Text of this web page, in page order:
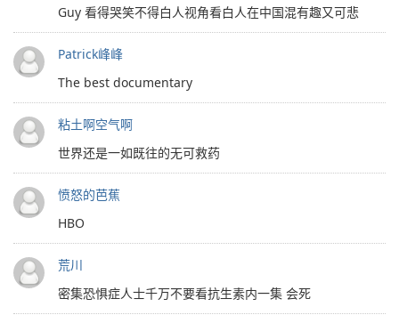
Guy 看得哭笑不得白人视角看白人在中国混有趣又可悲
Patrick峰峰
The best documentary
粘土啊空气啊
世界还是一如既往的无可救药
愤怒的芭蕉
HBO
荒川
密集恐惧症人士千万不要看抗生素内一集 会死